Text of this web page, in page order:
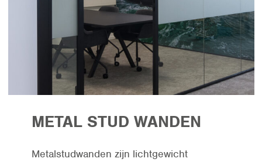
METAL STUD WANDEN
Metalstudwanden zijn lichtgewicht